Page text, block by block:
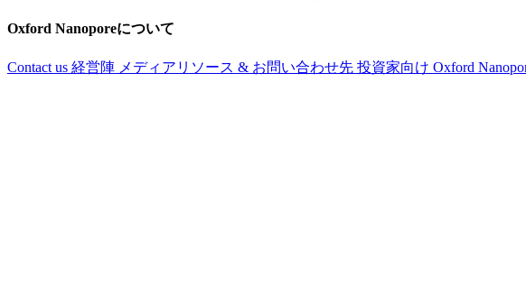
Oxford Nanoporeについて
Contact us 経営陣 メディアリソース & お問い合わせ先 投資家向け Oxford